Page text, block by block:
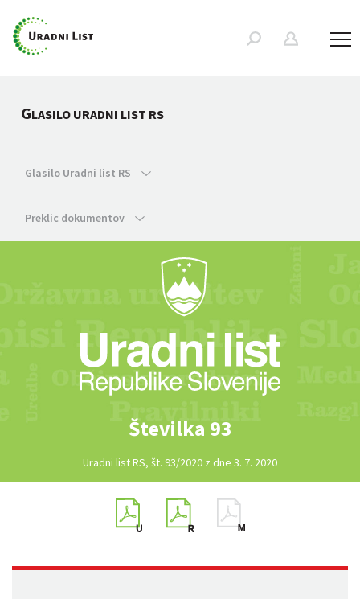
GLASILO URADNI LIST RS
Glasilo Uradni list RS
Preklic dokumentov
Številka 93
Uradni list RS, št. 93/2020 z dne 3. 7. 2020